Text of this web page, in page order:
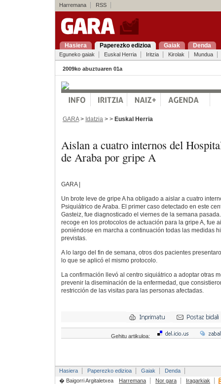
Harremana RSS
Hasiera Paperezko edizioa Gaiak Denda
Eguneko gaiak Euskal Herria Iritzia Kirolak Mundua
2009ko abuztuaren 01a
GARA> Idatzia > > Euskal Herria
Aislan a cuatro internos del
de Araba por gripe A
GARA |
Un brote leve de gripe A ha obligado a aislar a cuatro
Psiquiátrico de Araba. El primer caso detectado en este
Gasteiz, fue diagnosticado el viernes de la semana
recoge en los protocolos de actuación para la gripe A, fue
poniéndose en marcha a continuación todas las medidas
previstas.
A lo largo del fin de semana, otros dos pacientes
lo que se aplicó el mismo protocolo.
La confirmación llevó al centro siquiátrico a adoptar otras
prevenir la diseminación de la enfermedad, que
restricción de las visitas para las personas afectadas.
Gehitu artikuloa:
Hasiera Paperezko edizioa Gaiak
Denda
� Baigorri Argitaletxea
Harremana Nor gara Iragarkiak